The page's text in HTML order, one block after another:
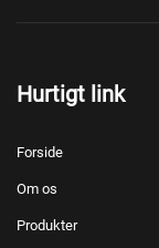
Hurtigt link
Forside
Om os
Produkter